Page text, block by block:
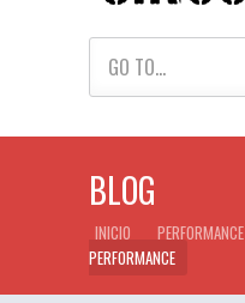
GO TO...
BLOG
INICIO PERFORMANCE
PERFORMANCE